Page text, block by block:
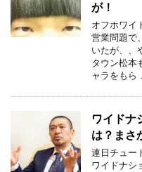
が！
オフホワイ
営業問題で
いたが、、
タウン松本
ャラをもら
ワイドナ
は？まさ
連日チュー
ワイドナシ